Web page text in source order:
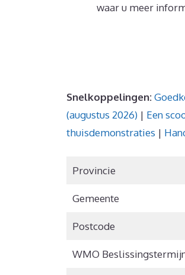
waar u meer
Snelkoppelingen:
(augustus 2026) | Een
thuisdemonstraties |
Provincie
Gemeente
Postcode
WMO